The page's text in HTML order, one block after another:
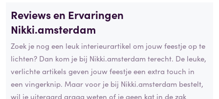
Reviews en Ervaringen
Nikki.amsterdam
Zoek je nog een leuk interieurartikel om jouw feestje op te
lichten? Dan kom je bij Nikki.amsterdam terecht. De leuke,
verlichte artikels geven jouw feestje een extra touch in
een vingerknip. Maar voor je bij Nikki.amsterdam bestelt,
wil je uiteraard graag weten of je geen kat in de zak